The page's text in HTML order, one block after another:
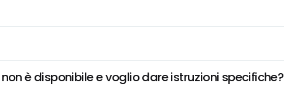
è disponibile e voglio dare istruzioni specifiche?